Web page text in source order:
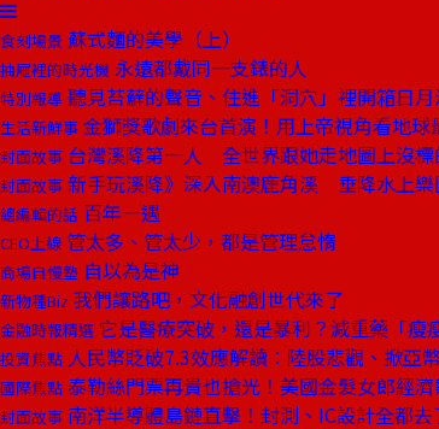
食刻場景 蘇式麵的美學（上）
抽屜裡的時光機 永遠都戴同一支錶的人
特別報導 聽見苔蘚的聲音、住進「洞穴」裡開箱日
生活新鮮事 金獅獎歌劇來台首演！用上帝視角看地球
封面故事 台灣溪降第一人 全世界跟她走地圖上沒標
封面故事 新手玩溪降》深入南澳鹿角溪 垂降水上樂
總編輯的話 百年一遇
CEO上線 管太多、管太少，都是管理怠惰
商場自慢塾 自以為是神
新物種Biz 我們讓路吧，文化融創世代來了
金融時報精選 它是醫療突破，還是暴利？減重藥「瘦
投資焦點 人民幣貶破7.3效應解讀：陸股悲觀、掀亞
國際焦點 泰勒絲門票再貴也搶光！美國金髮女郎經
封面故事 南洋半導體島鏈直擊！封測、IC設計全都